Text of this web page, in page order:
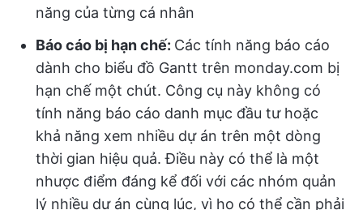
năng của từng cá nhân
Báo cáo bị hạn chế: Các tính năng báo cáo
dành cho biểu đồ Gantt trên monday.com bị
hạn chế một chút. Công cụ này không có
tính năng báo cáo danh mục đầu tư hoặc
khả năng xem nhiều dự án trên một dòng
thời gian hiệu quả. Điều này có thể là một
nhược điểm đáng kể đối với các nhóm quản
lý nhiều dự án cùng lúc, vì họ có thể cần phải